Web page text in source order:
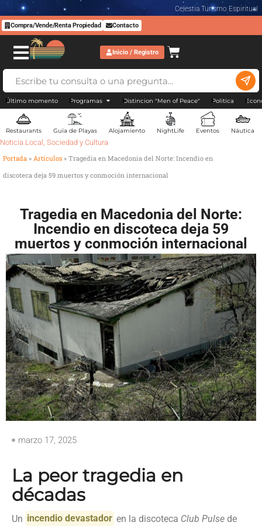
Celestia Turismo Espiritual
Compra/Vende/Renta Propiedad Contacto
Inicio / Registro
Último momento Programas Distincion "Men of Peace" Politica
Restaurants Guía de Playas Alojamiento NightLife Eventos Náutica
Noticia Local , Sociedad y Cultura
Portada » Artículos » Tragedia en Macedonia del Norte: Incendio en
discoteca deja 59 muertos y conmoción internacional
Tragedia en Macedonia del Norte:
Incendio en discoteca deja 59
muertos y conmoción internacional
marzo 17, 2025
La peor tragedia en
décadas
Un incendio devastador en la discoteca Club Pulse de